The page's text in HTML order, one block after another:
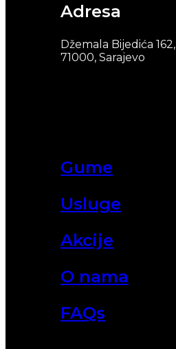
Gume
Usluge
Akcije
O nama
FAQs
Adresa
Džemala Bijedića 162,
71000, Sarajevo